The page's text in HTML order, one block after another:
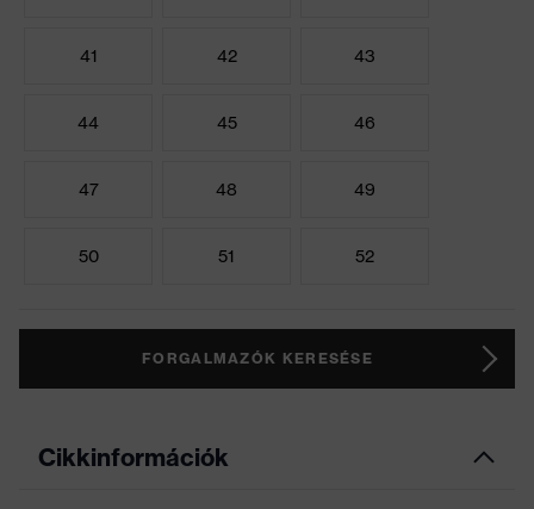
41 42 43
44 45 46
47 48 49
50 51 52
FORGALMAZÓK KERESÉSE
Cikkinformációk